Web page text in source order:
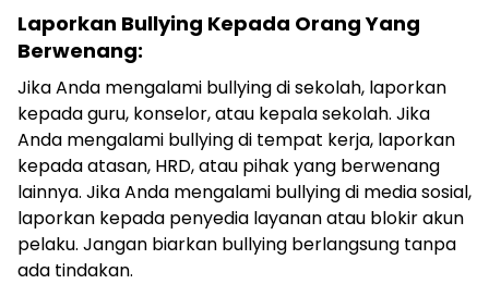
Laporkan Bullying Kepada Orang Yang
Berwenang:
Jika Anda mengalami bullying di sekolah, laporkan
kepada guru, konselor, atau kepala sekolah. Jika
Anda mengalami bullying di tempat kerja, laporkan
kepada atasan, HRD, atau pihak yang berwenang
lainnya. Jika Anda mengalami bullying di media sosial,
laporkan kepada penyedia layanan atau blokir akun
pelaku. Jangan biarkan bullying berlangsung tanpa
ada tindakan.